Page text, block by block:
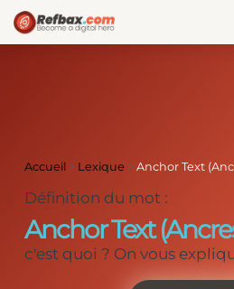
Accueil > Lexique >Anchor Text
Définition du mot :
Anchor Text
c'est quoi ? On vous
Panneau de gestion des cookies